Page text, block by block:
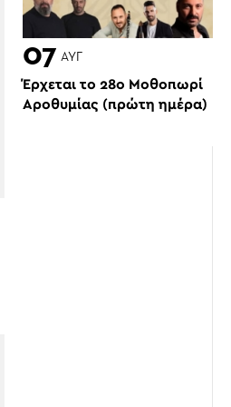
07 ΑΥΓ
Έρχεται το 28ο Μοθοπωρί
Αροθυμίας (πρώτη ημέρα)